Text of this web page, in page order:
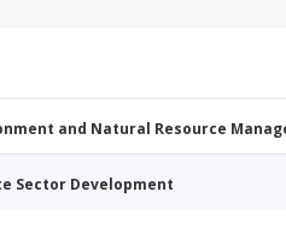
and Natural Resource
Sector Development